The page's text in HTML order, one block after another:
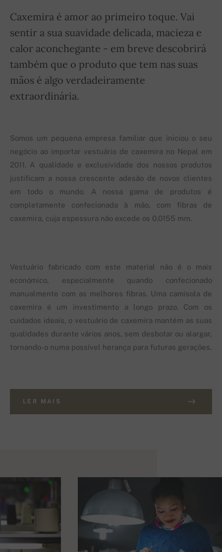
Caxemira é amor ao primeiro toque. Vai
sentir a sua suavidade delicada, macieza e
calor aconchegante - em breve descobrirá
também que o produto que tem nas suas
mãos é algo verdadeiramente
extraordinária.
Somos um pequena empresa familiar que iniciou o seu
negócio ao importar vestuário de caxemira no Nepal em
2011. A qualidade e exclusividade dos nossos produtos
justificam a nossa crescente adesão de novos clientes
em todo o mundo. A nossa gama de produtos é
completamente confecionada à mão, com fibras de
caxemira, cuja espessura não excede os 0.0155 mm.
Vestuário fabricado com este material não é o mais
económico, especialmente quando confecionado
manualmente com as melhores fibras. Uma camisola de
caxemira é um investimento a longo prazo. Com os
cuidados ideais, o vestuário de caxemira mantém as suas
qualidades durante vários anos, sem desbotar ou alargar,
tornando-o numa possível herança para futuras gerações.
LER MAIS